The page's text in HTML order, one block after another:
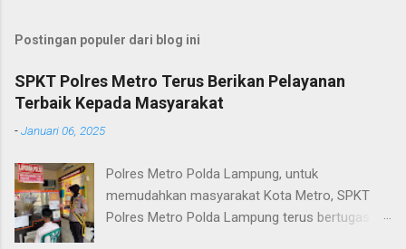
Postingan populer dari blog ini
SPKT Polres Metro Terus Berikan Pelayanan
Terbaik Kepada Masyarakat
-Januari 06, 2025
Polres Metro Polda Lampung, untuk
memudahkan masyarakat Kota Metro, SPKT
Polres Metro Polda Lampung terus bertugas